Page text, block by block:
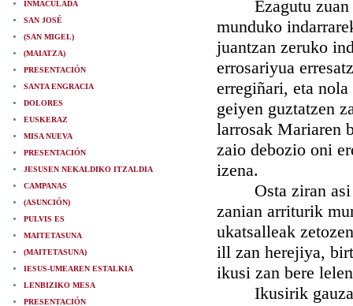
INMACULADA
SAN JOSÉ
(SAN MIGEL)
(MAIATZA)
PRESENTACIÓN
SANTA ENGRACIA
DOLORES
EUSKERAZ
MISA NUEVA
PRESENTACIÓN
JESUSEN NEKALDIKO ITZALDIA
CAMPANAS
(ASUNCIÓN)
PULVIS ES
MAITETASUNA
(MAITETASUNA)
IESUS-UMEAREN ESTALKIA
LENBIZIKO MESA
PRESENTACIÓN
Ezagutu zuan
munduko
juantzan zeruko
errosariyua
erregiñari, eta
geiyen guztatzen
larrosak Mariaren
zaio debozio oni
izena.
Osta ziran asi
zanian arriturik
ukatsalleak
ill zan herejiya,
ikusi zan bere
Ikusirik gauza